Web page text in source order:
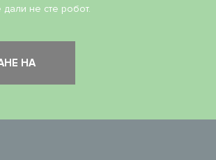
не сте робот.